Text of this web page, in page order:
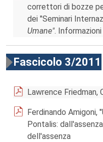
correttori di bozze
dei "Seminari
Umane".
Fascicolo 3/2011
Lawrence Friedman,
Ferdinando Amigoni,
Pontalis:
dell'assenza